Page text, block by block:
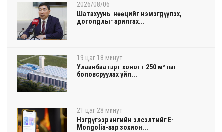
2026/08/06
Шатахууны нөөцийг нэмэгдүүлэх,
доголдлыг арилгах...
19 цаг 18 минут
Улаанбаатарт хоногт 250 м³ лаг
боловсруулах үйл...
21 цаг 28 минут
Нэгдүгээр ангийн элсэлтийг E-
Mongolia-аар зохион...